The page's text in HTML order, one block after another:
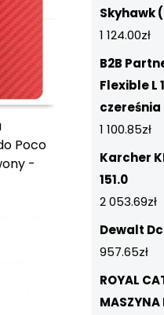
Poco
-
Skyhawk
1 124.00zł
B2B
Flexible L
czereśnia
1 100.85zł
Karcher
151.0
2 053.69zł
Dewalt
957.65zł
ROYAL
MASZYNA